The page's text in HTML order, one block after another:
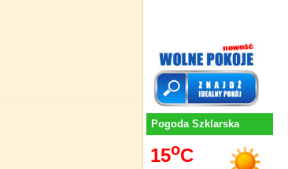
Pogoda Szklarska
15oC